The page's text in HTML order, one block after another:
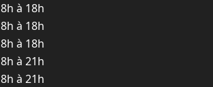
8h à 18h
8h à 18h
8h à 18h
8h à 21h
8h à 21h